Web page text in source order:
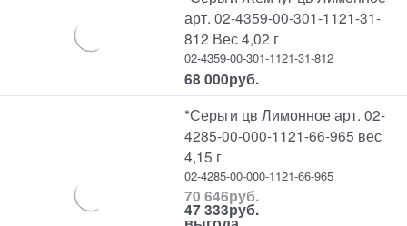
арт. 02-4359-00-301-1121-31-
812 Вес 4,02 г
02-4359-00-301-1121-31-812
68 000руб.
*Серьги цв Лимонное арт. 02-
4285-00-000-1121-66-965 вес
4,15 г
02-4285-00-000-1121-66-965
70 646руб.
47 333руб.